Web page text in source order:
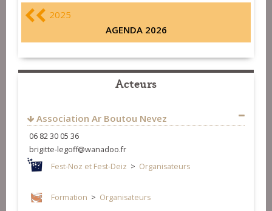
2025
AGENDA 2026
Acteurs
Association Ar Boutou Nevez
06 82 30 05 36
brigitte-legoff@wanadoo.fr
Fest-Noz et Fest-Deiz > Organisateurs
Formation > Organisateurs